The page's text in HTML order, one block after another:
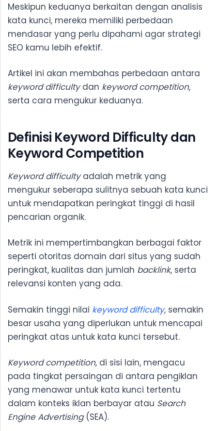
Meskipun keduanya berkaitan dengan analisis
kata kunci, mereka memiliki perbedaan
mendasar yang perlu dipahami agar strategi
SEO kamu lebih efektif.
Artikel ini akan membahas perbedaan antara
keyword difficultydan keyword competition,
serta cara mengukur keduanya.
Definisi Keyword Difficulty dan
Keyword Competition
Keyword difficultyadalah metrik yang
mengukur seberapa sulitnya sebuah kata kunci
untuk mendapatkan peringkat tinggi di hasil
pencarian organik.
Metrik ini mempertimbangkan berbagai faktor
seperti otoritas domain dari situs yang sudah
peringkat, kualitas dan jumlah backlink, serta
relevansi konten yang ada.
Semakin tinggi nilai keyword difficulty, semakin
besar usaha yang diperlukan untuk mencapai
peringkat atas untuk kata kunci tersebut.
Keyword competition, di sisi lain, mengacu
pada tingkat persaingan di antara pengiklan
yang menawar untuk kata kunci tertentu
dalam konteks iklan berbayar atau Search
Engine Advertising(SEA).